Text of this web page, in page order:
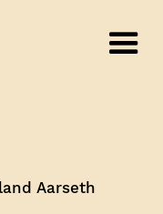
Aarseth